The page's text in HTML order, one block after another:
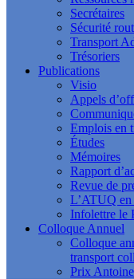
Secrétaires
Sécurité
Transport
Trésoriers
Publications
Visio
Appels
Emplois en
Études
Mémoires
Rapport
Revue de
L’ATUQ
Infolettre le
Colloque Annuel
Colloque
transport
Prix